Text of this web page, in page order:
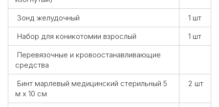
Зонд желудочный
1 шт
Набор для коникотомии взрослый
1 шт
Перевязочные и кровоостанавливающие
средства
Бинт марлевый медицинский стерильный 5
м х 10 см
2 шт